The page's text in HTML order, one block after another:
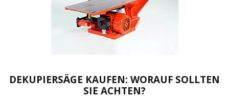
DEKUPIERSÄGE KAUFEN: WORAUF SOLLTEN
SIE ACHTEN?